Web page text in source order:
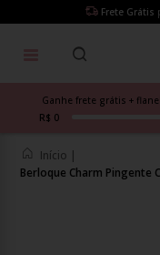
Frete Grátis
Ganhe frete grátis +
R$ 0
Início |
Berloque Charm Pingente